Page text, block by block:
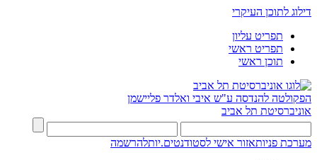
דילוג לתוכן העיקרי
תפריט עליון
תפריט ראשי
תוכן ראשי
הפקולטה להנדסה ע"ש איבי ואלדר פליישמן
אוניברסיטת תל אביב
מערכת פניותאזור אישי לסטודנטים.יותלהרשמה